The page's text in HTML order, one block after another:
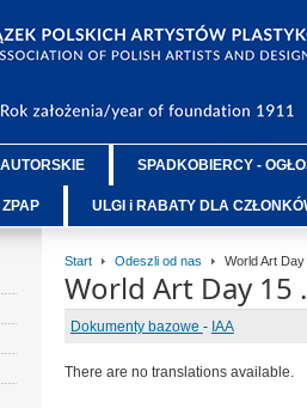
SPADKOBIERCY -
ULGI i RABATY DLA
Start Odeszli od nas World Art
World Art Day 15
Dokumenty bazowe - IAA
There are no translations available.